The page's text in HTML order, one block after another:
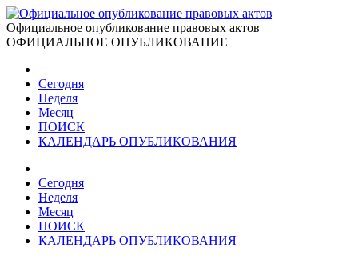
Официальное опубликование правовых актов
ОФИЦИАЛЬНОЕ ОПУБЛИКОВАНИЕ
Сегодня
Неделя
Месяц
ПОИСК
КАЛЕНДАРЬ ОПУБЛИКОВАНИЯ
Сегодня
Неделя
Месяц
ПОИСК
КАЛЕНДАРЬ ОПУБЛИКОВАНИЯ